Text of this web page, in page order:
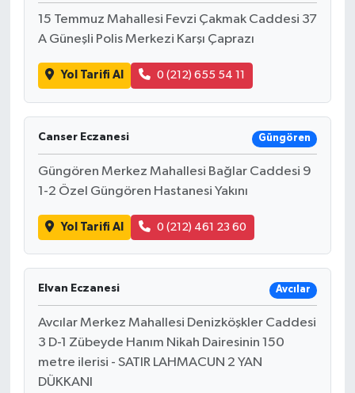
15 Temmuz Mahallesi Fevzi Çakmak Caddesi 37
A Güneşli Polis Merkezi Karşı Çaprazı
Yol Tarifi Al 0 (212) 655 54 11
Canser Eczanesi Güngören
Güngören Merkez Mahallesi Bağlar Caddesi 9
1-2 Özel Güngören Hastanesi Yakını
Yol Tarifi Al 0 (212) 461 23 60
Elvan Eczanesi Avcılar
Avcılar Merkez Mahallesi Denizköşkler Caddesi
3 D-1 Zübeyde Hanım Nikah Dairesinin 150
metre ilerisi - SATIR LAHMACUN 2 YAN
DÜKKANI